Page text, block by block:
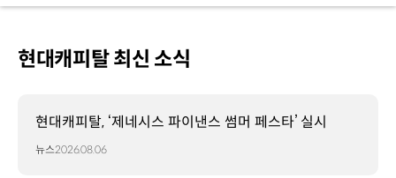
현대캐피탈 최신 소식
현대캐피탈, ‘제네시스 파이낸스 썸머 페스타’ 실시
뉴스2026.08.06